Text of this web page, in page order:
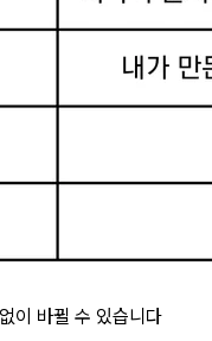
이 바뀔 수 있습니다